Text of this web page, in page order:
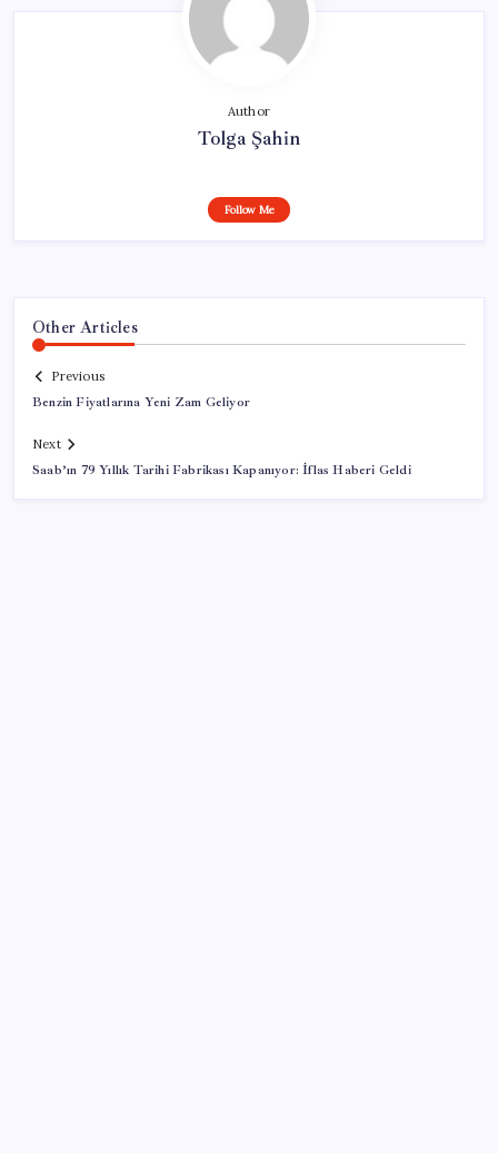
Author
Tolga Şahin
Follow Me
Other Articles
Previous
Benzin Fiyatlarına Yeni Zam Geliyor
Next
Saab’ın 79 Yıllık Tarihi Fabrikası Kapanıyor: İflas Haberi Geldi